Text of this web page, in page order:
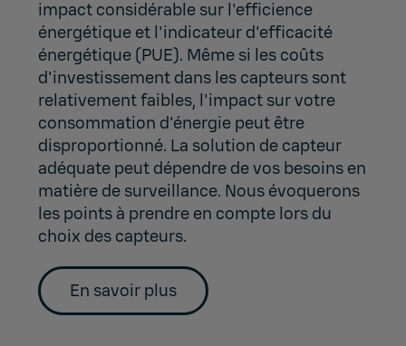
impact considérable sur l'efficience
énergétique et l'indicateur d'efficacité
énergétique (PUE). Même si les coûts
d'investissement dans les capteurs sont
relativement faibles, l'impact sur votre
consommation d'énergie peut être
disproportionné. La solution de capteur
adéquate peut dépendre de vos besoins en
matière de surveillance. Nous évoquerons
les points à prendre en compte lors du
choix des capteurs.
En savoir plus